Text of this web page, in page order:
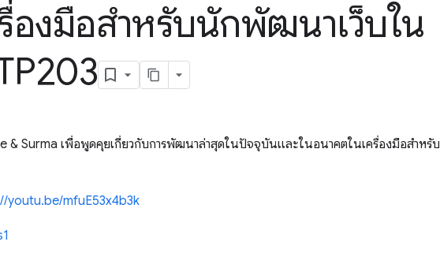
องมือสำหรับนักพัฒนาเว็บใน
& Surma เพื่อพูดคุยเกี่ยวกับการพัฒนาล่าสุดในปัจจุบันและในอนาคตในเครื่องมือสำหรับ
youtu.be/mfuE53x4b3k